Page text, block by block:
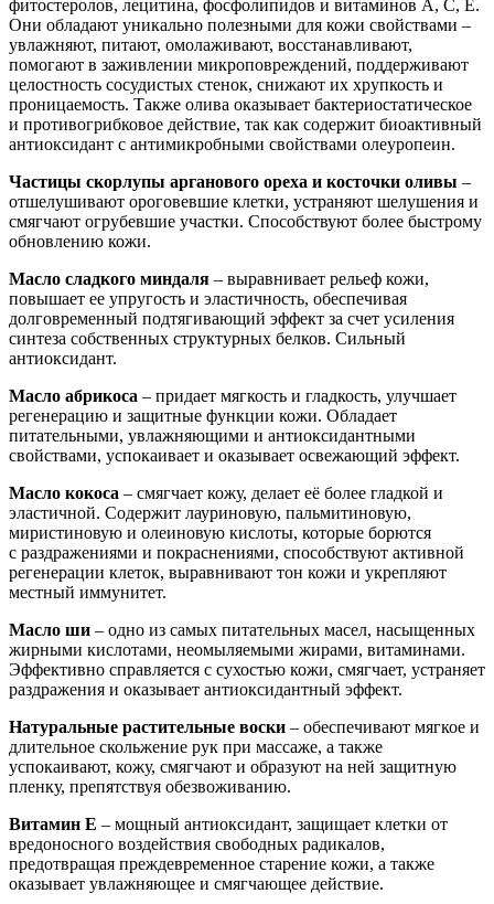
фитостеролов, лецитина, фосфолипидов и витаминов A, С, E.
Они обладают уникально полезными для кожи свойствами –
увлажняют, питают, омолаживают, восстанавливают,
помогают в заживлении микроповреждений, поддерживают
целостность сосудистых стенок, снижают их хрупкость и
проницаемость. Также олива оказывает бактериостатическое
и противогрибковое действие, так как содержит биоактивный
антиоксидант с антимикробными свойствами олеуропеин.
Частицы скорлупы арганового ореха и косточки оливы –
отшелушивают ороговевшие клетки, устраняют шелушения и
смягчают огрубевшие участки. Способствуют более быстрому
обновлению кожи.
Масло сладкого миндаля – выравнивает рельеф кожи,
повышает ее упругость и эластичность, обеспечивая
долговременный подтягивающий эффект за счет усиления
синтеза собственных структурных белков. Cильный
антиоксидант.
Масло абрикоса – придает мягкость и гладкость, улучшает
регенерацию и защитные функции кожи. Обладает
питательными, увлажняющими и антиоксидантными
свойствами, успокаивает и оказывает освежающий эффект.
Масло кокоса – смягчает кожу, делает её более гладкой и
эластичной. Содержит лауриновую, пальмитиновую,
миристиновую и олеиновую кислоты, которые борются
с раздражениями и покраснениями, способствуют активной
регенерации клеток, выравнивают тон кожи и укрепляют
местный иммунитет.
Масло ши – одно из самых питательных масел, насыщенных
жирными кислотами, неомыляемыми жирами, витаминами.
Эффективно справляется с сухостью кожи, смягчает, устраняет
раздражения и оказывает антиоксидантный эффект.
Натуральные растительные воски – обеспечивают мягкое и
длительное скольжение рук при массаже, а также
успокаивают, кожу, смягчают и образуют на ней защитную
пленку, препятствуя обезвоживанию.
Витамин Е – мощный антиоксидант, защищает клетки от
вредоносного воздействия свободных радикалов,
предотвращая преждевременное старение кожи, а также
оказывает увлажняющее и смягчающее действие.